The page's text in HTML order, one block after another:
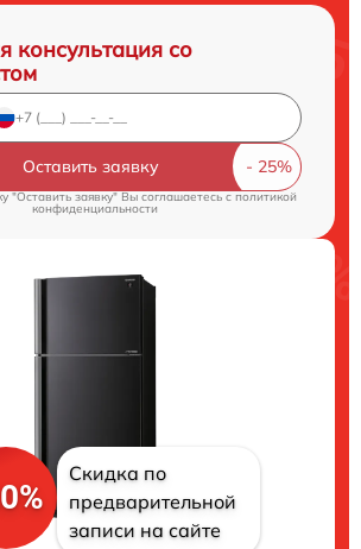
консультация со
Оставить заявку
"Оставить заявку" Вы соглашаетесь cполитикой
конфиденциальности
Скидка по
предварительной
записи на сайте